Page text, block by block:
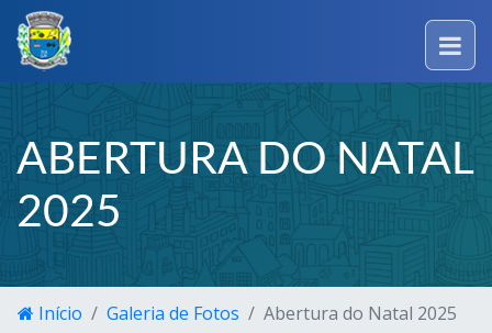
ABERTURA DO NATAL
2025
Início Galeria de Fotos Abertura do Natal 2025